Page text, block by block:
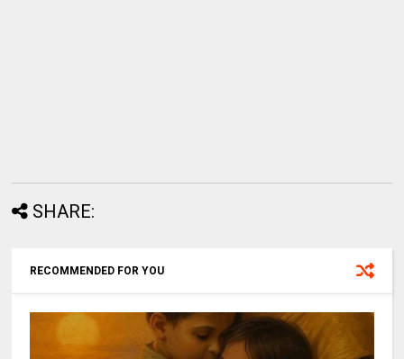
SHARE:
RECOMMENDED FOR YOU